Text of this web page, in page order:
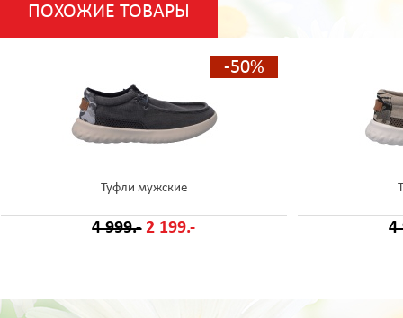
ПОХОЖИЕ ТОВАРЫ
-50%
Туфли мужские
4 999.- 2 199.- 4